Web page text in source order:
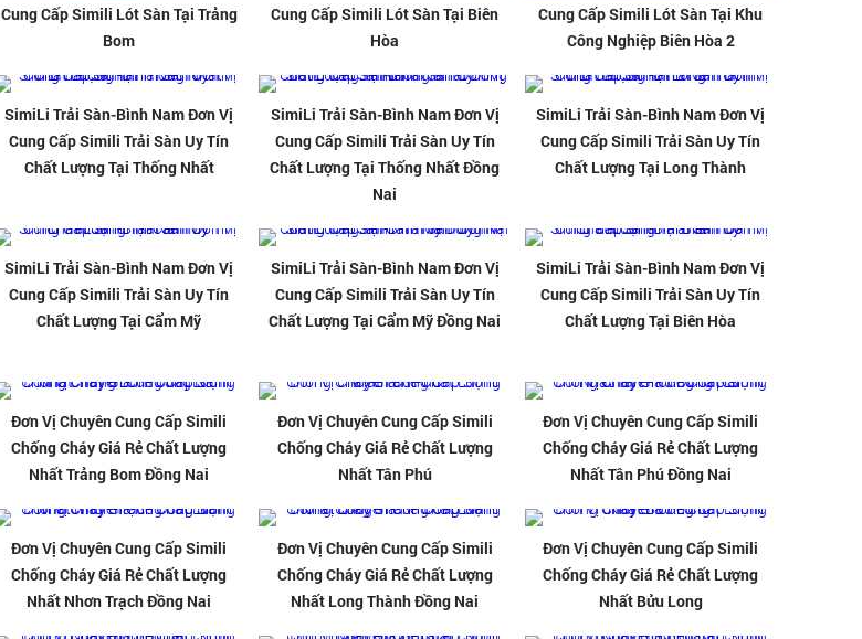
Cung Cấp Simili Lót Sàn Tại Trảng
Bom
Cung Cấp Simili Lót Sàn Tại Biên
Hòa
Cung Cấp Simili Lót Sàn Tại Khu
Công Nghiệp Biên Hòa 2
SimiLi Trải Sàn-Bình Nam Đơn Vị
Cung Cấp Simili Trải Sàn Uy Tín
Chất Lượng Tại Thống Nhất
SimiLi Trải Sàn-Bình Nam Đơn Vị
Cung Cấp Simili Trải Sàn Uy Tín
Chất Lượng Tại Thống Nhất Đồng
Nai
SimiLi Trải Sàn-Bình Nam Đơn Vị
Cung Cấp Simili Trải Sàn Uy Tín
Chất Lượng Tại Long Thành
SimiLi Trải Sàn-Bình Nam Đơn Vị
Cung Cấp Simili Trải Sàn Uy Tín
Chất Lượng Tại Cẩm Mỹ
SimiLi Trải Sàn-Bình Nam Đơn Vị
Cung Cấp Simili Trải Sàn Uy Tín
Chất Lượng Tại Cẩm Mỹ Đồng Nai
SimiLi Trải Sàn-Bình Nam Đơn Vị
Cung Cấp Simili Trải Sàn Uy Tín
Chất Lượng Tại Biên Hòa
Đơn Vị Chuyên Cung Cấp Simili
Chống Cháy Giá Rẻ Chất Lượng
Nhất Trảng Bom Đồng Nai
Đơn Vị Chuyên Cung Cấp Simili
Chống Cháy Giá Rẻ Chất Lượng
Nhất Tân Phú
Đơn Vị Chuyên Cung Cấp Simili
Chống Cháy Giá Rẻ Chất Lượng
Nhất Tân Phú Đồng Nai
Đơn Vị Chuyên Cung Cấp Simili
Chống Cháy Giá Rẻ Chất Lượng
Nhất Nhơn Trạch Đồng Nai
Đơn Vị Chuyên Cung Cấp Simili
Chống Cháy Giá Rẻ Chất Lượng
Nhất Long Thành Đồng Nai
Đơn Vị Chuyên Cung Cấp Simili
Chống Cháy Giá Rẻ Chất Lượng
Nhất Bửu Long